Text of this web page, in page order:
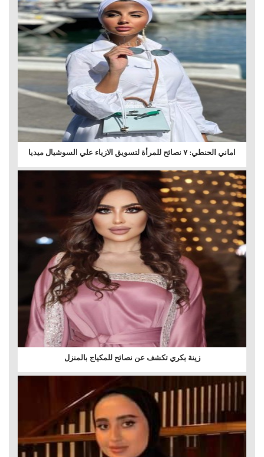
اماني الحنطي: ٧ نصائح للمرأة لتسويق الازياء علي السوشيال ميديا
زينة بكري تكشف عن نصائح للمكياج بالمنزل